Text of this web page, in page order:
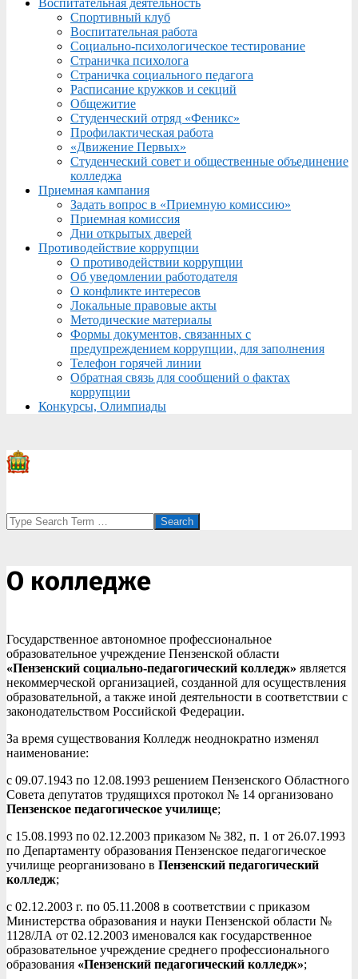
Воспитательная деятельность
Спортивный клуб
Воспитательная работа
Социально-психологическое тестирование
Страничка психолога
Страничка социального педагога
Расписание кружков и секций
Общежитие
Студенческий отряд «Феникс»
Профилактическая работа
«Движение Первых»
Студенческий совет и общественные объединение
колледжа
Приемная кампания
Задать вопрос в «Приемную комиссию»
Приемная комиссия
Дни открытых дверей
Противодействие коррупции
О противодействии коррупции
Об уведомлении работодателя
О конфликте интересов
Локальные правовые акты
Методические материалы
Формы документов, связанных с
предупреждением коррупции, для заполнения
Телефон горячей линии
Обратная связь для сообщений о фактах
коррупции
Конкурсы, Олимпиады
Search
О колледже
Государственное автономное профессиональное
образовательное учреждение Пензенской области
«Пензенский социально-педагогический колледж» является
некоммерческой организацией, созданной для осуществления
образовательной, а также иной деятельности в соответствии с
законодательством Российской Федерации.
За время существования Колледж неоднократно изменял
наименование:
с 09.07.1943 по 12.08.1993 решением Пензенского Областного
Совета депутатов трудящихся протокол № 14 организовано
Пензенское педагогическое училище;
с 15.08.1993 по 02.12.2003 приказом № 382, п. 1 от 26.07.1993
по Департаменту образования Пензенское педагогическое
училище реорганизовано в Пензенский педагогический
колледж;
с 02.12.2003 г. по 05.11.2008 в соответствии с приказом
Министерства образования и науки Пензенской области №
1128/ЛА от 02.12.2003 именовался как государственное
образовательное учреждение среднего профессионального
образования «Пензенский педагогический колледж»;